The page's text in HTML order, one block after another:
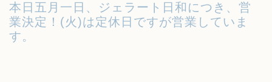
本日五月一日、ジェラート日和につき、営
業決定！(火)は定休日ですが営業していま
す。